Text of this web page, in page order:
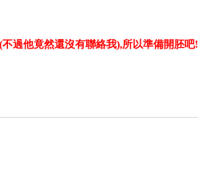
過他竟然還沒有聯絡我),所以準備開胚吧!